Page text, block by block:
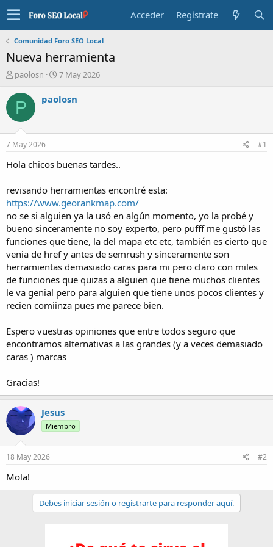
Acceder Regístrate
Comunidad Foro SEO Local
Nueva herramienta
I
i
i
d
o
r
l
t
e
m
a
paolosn
F
c
n
i
o
7 May 2026
P paolosn
7 May 2026 #1
Hola chicos buenas tardes..
revisando herramientas encontré esta:
https://www.georankmap.com/
no se si alguien ya la usó en algún momento, yo la probé y
bueno sinceramente no soy experto, pero pufff me gustó las
funciones que tiene, la del mapa etc etc, también es cierto que
venia de href y antes de semrush y sinceramente son
herramientas demasiado caras para mi pero claro con miles
de funciones que quizas a alguien que tiene muchos clientes
le va genial pero para alguien que tiene unos pocos clientes y
recien comiinza pues me parece bien.
Espero vuestras opiniones que entre todos seguro que
encontramos alternativas a las grandes (y a veces demasiado
caras ) marcas
Gracias!
Jesus
Miembro
18 May 2026 #2
Mola!
Debes iniciar sesión o registrarte para responder aquí.